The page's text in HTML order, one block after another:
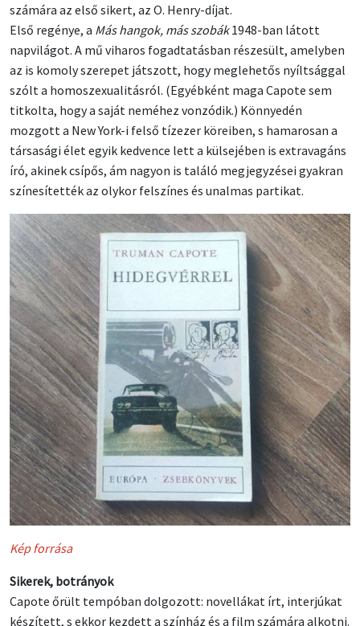
számára az első sikert, az O. Henry-díjat.
Első regénye, a Más hangok, más szobák1948-ban látott
napvilágot. A mű viharos fogadtatásban részesült, amelyben
az is komoly szerepet játszott, hogy meglehetős nyíltsággal
szólt a homoszexualitásról. (Egyébként maga Capote sem
titkolta, hogy a saját neméhez vonzódik.) Könnyedén
mozgott a New York-i felső tízezer köreiben, s hamarosan a
társasági élet egyik kedvence lett a külsejében is extravagáns
író, akinek csípős, ám nagyon is találó megjegyzései gyakran
színesítették az olykor felszínes és unalmas partikat.
Kép forrása
Sikerek, botrányok
Capote őrült tempóban dolgozott: novellákat írt, interjúkat
készített, s ekkor kezdett a színház és a film számára alkotni.